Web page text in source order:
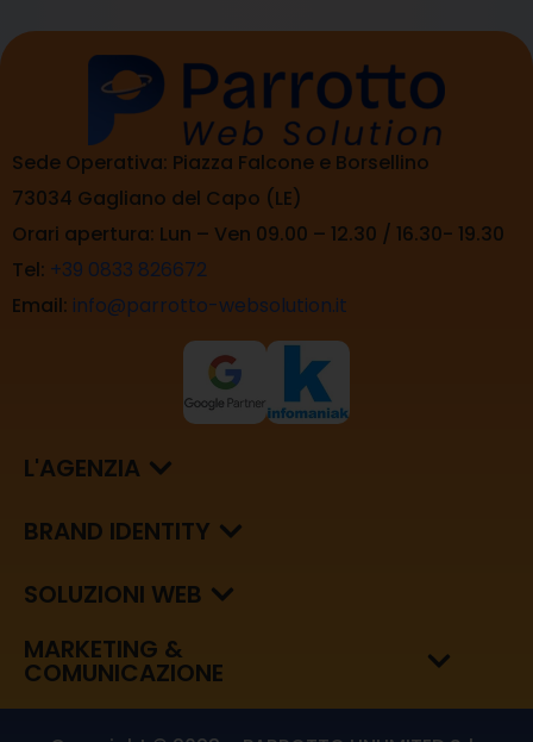
Sede Operativa: Piazza Falcone e Borsellino
73034 Gagliano del Capo (LE)
Orari apertura: Lun – Ven 09.00 – 12.30 / 16.30- 19.30
Tel: +39 0833 826672
Email: info@parrotto-websolution.it
L'AGENZIA
BRAND IDENTITY
SOLUZIONI WEB
MARKETING &
COMUNICAZIONE